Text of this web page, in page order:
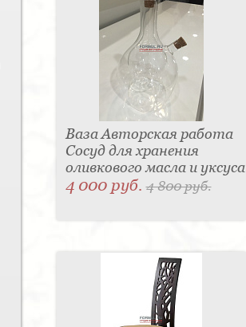
Ваза Авторская работа
Сосуд для хранения
оливкового масла и уксуса
4 000 руб.4 800 руб.